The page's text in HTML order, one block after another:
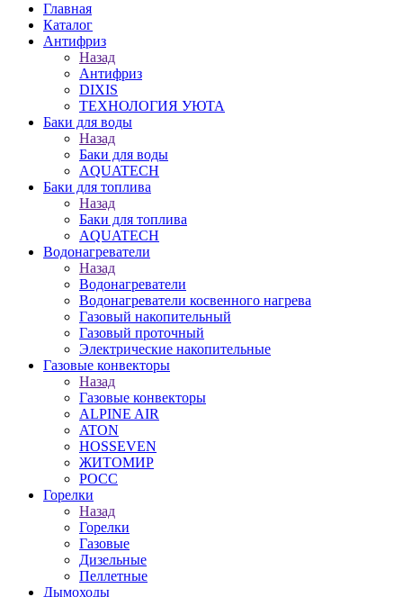
Главная
Каталог
Антифриз
Назад
Антифриз
DIXIS
ТЕХНОЛОГИЯ УЮТА
Баки для воды
Назад
Баки для воды
AQUATECH
Баки для топлива
Назад
Баки для топлива
AQUATECH
Водонагреватели
Назад
Водонагреватели
Водонагреватели косвенного нагрева
Газовый накопительный
Газовый проточный
Электрические накопительные
Газовые конвекторы
Назад
Газовые конвекторы
ALPINE AIR
ATON
HOSSEVEN
ЖИТОМИР
РОСС
Горелки
Назад
Горелки
Газовые
Дизельные
Пеллетные
Дымоходы